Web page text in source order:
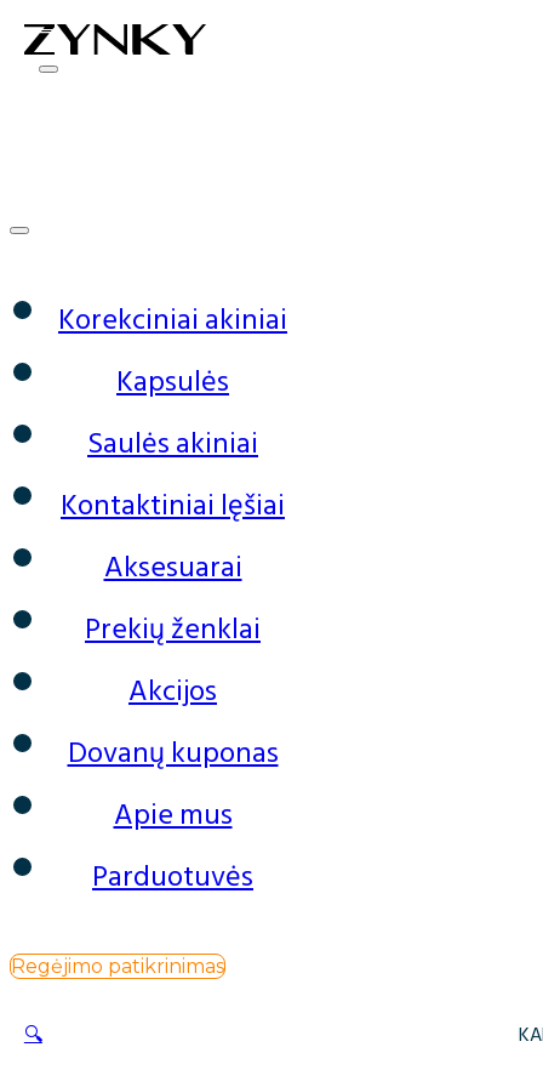
0
Korekciniai akiniai
Kapsulės
Saulės akiniai
Kontaktiniai lęšiai
Aksesuarai
Prekių ženklai
Akcijos
Dovanų kuponas
Apie mus
Parduotuvės
Regėjimo patikrinimas
🔍